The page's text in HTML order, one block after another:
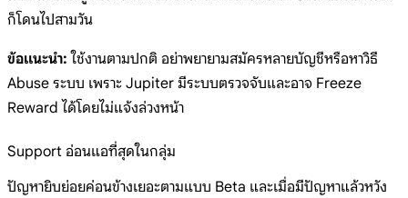
ก็โดนไปสามวัน
ข้อแนะนำ: ใช้งานตามปกติ อย่าพยายามสมัครหลายบัญชีหรือหาวิธี
Abuse ระบบ เพราะ Jupiter มีระบบตรวจจับและอาจ Freeze
Reward ได้โดยไม่แจ้งล่วงหน้า
Support อ่อนแอที่สุดในกลุ่ม
ปัญหายิบย่อยค่อนข้างเยอะตามแบบ Beta และเมื่อมีปัญหาแล้วหวัง